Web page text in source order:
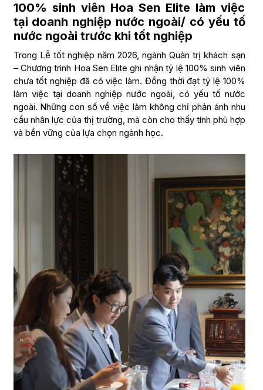
100% sinh viên Hoa Sen Elite làm việc
tại doanh nghiệp nước ngoài/ có yếu tố
nước ngoài trước khi tốt nghiệp
Trong Lễ tốt nghiệp năm 2026, ngành Quản trị khách sạn
– Chương trình Hoa Sen Elite ghi nhận tỷ lệ 100% sinh viên
chưa tốt nghiệp đã có việc làm. Đồng thời đạt tỷ lệ 100%
làm việc tại doanh nghiệp nước ngoài, có yếu tố nước
ngoài. Những con số về việc làm không chỉ phản ánh nhu
cầu nhân lực của thị trường, mà còn cho thấy tính phù hợp
và bền vững của lựa chọn ngành học.